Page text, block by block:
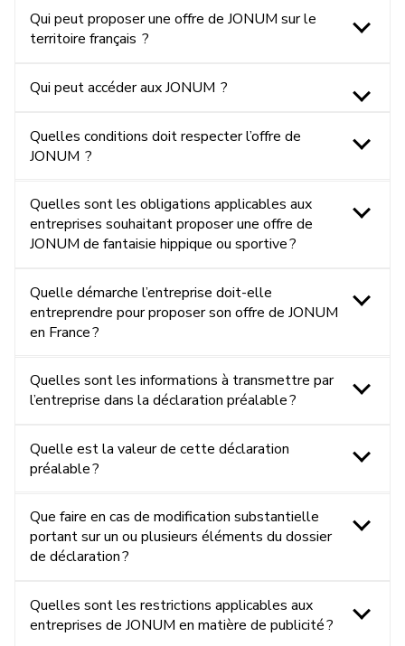
Qui peut proposer une offre de JONUM sur le
territoire français ?
Qui peut accéder aux JONUM ?
Quelles conditions doit respecter l’offre de
JONUM ?
Quelles sont les obligations applicables aux
entreprises souhaitant proposer une offre de
JONUM de fantaisie hippique ou sportive ?
Quelle démarche l’entreprise doit-elle
entreprendre pour proposer son offre de JONUM
en France ?
Quelles sont les informations à transmettre par
l’entreprise dans la déclaration préalable ?
Quelle est la valeur de cette déclaration
préalable ?
Que faire en cas de modification substantielle
portant sur un ou plusieurs éléments du dossier
de déclaration ?
Quelles sont les restrictions applicables aux
entreprises de JONUM en matière de publicité ?